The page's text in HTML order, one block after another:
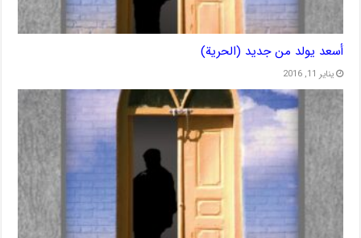
أسعد يولد من جديد (الحرية)
يناير 11, 2016